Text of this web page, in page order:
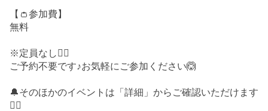
【👛参加費】
無料
※定員なし🙅‍♀️
ご予約不要です♪お気軽にご参加ください🙆
🔔そのほかのイベントは「詳細」からご確認いただけます
💁‍♀️